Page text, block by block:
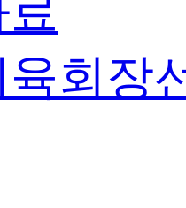
회장